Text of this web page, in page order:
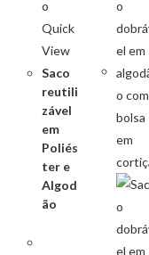
Quick
View
Saco
reutili
zável
em
Poliés
ter e
Algod
ão